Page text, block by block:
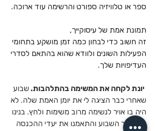
ספר או טלוויזיה ספורט והרשימה עוד ארוכה.
תמונת אמת של עיסוקייך,
זה חשוב כדי לבחון כמה זמן מושקע בתחומי
הפעילות השונים ולוודא שהוא בהתאם לסדרי
העדיפויות שלך.
יונת לקחה את המשימה בהתלהבות. שבוע
שאחרי כבר הציגה לי את יומן האמת שלה. לא
היה בו אויר לנשימה מרוב משימות ולחץ. בנינו
את סדר השבוע והתאמנו את יעדי ההכנסה